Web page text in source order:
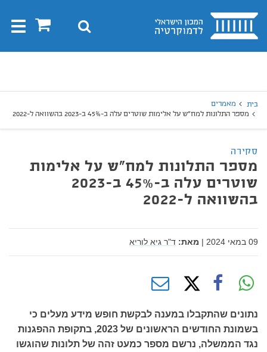
בית 0 חיפוש
בית
מאמרים
מספר התלונות למח"ש על אלימות שוטרים עלה ב-45% ב-2023 בהשוואה ל-2022
סקירה
מספר התלונות למח"ש על אלימות
שוטרים עלה ב-45% ב-2023
בהשוואה ל-2022
09 במאי 2024 | מאת: ד"ר גיא לוריא
נתונים שהתקבלו במענה לבקשת חופש מידע מעלים כי
בשמונת החודשים הראשונים של 2023, בתקופת ההפגנות
נגד הממשלה, נרשם מספר כמעט זהה של תלונות שהוגשו